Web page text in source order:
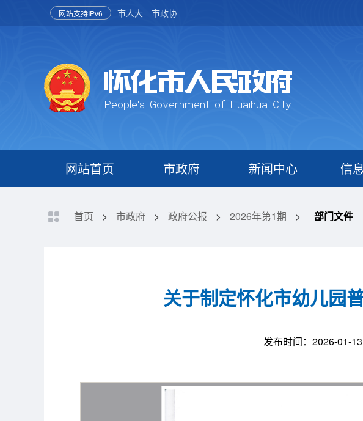
网站支持IPv6 市人大 市政协
网站首页 市政府 新闻中心 信
首页 > 市政府 > 政府公报 > 2026年第1期 > 部门文件
关于制定怀化市幼儿园
发布时间：2026-01-